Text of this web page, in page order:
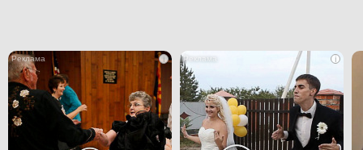
i i